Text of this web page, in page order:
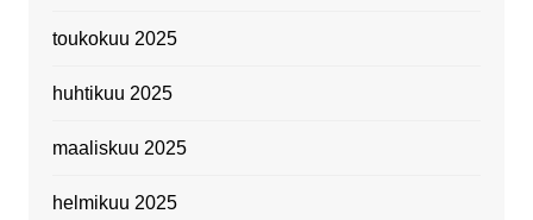
toukokuu 2025
huhtikuu 2025
maaliskuu 2025
helmikuu 2025